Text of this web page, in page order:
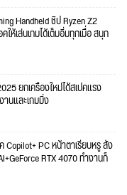
Handheld ชิป Ryzen Z2
ห้เล่นเกมได้เต็มอิ่มทุกเมื่อ สนุก
ยกเครื่องใหม่ได้สเปคแรง
นและเกมมิ่ง
Copilot+ PC หน้าตาเรียบหรู สั่ง
RTX 4070 ทำงานก็